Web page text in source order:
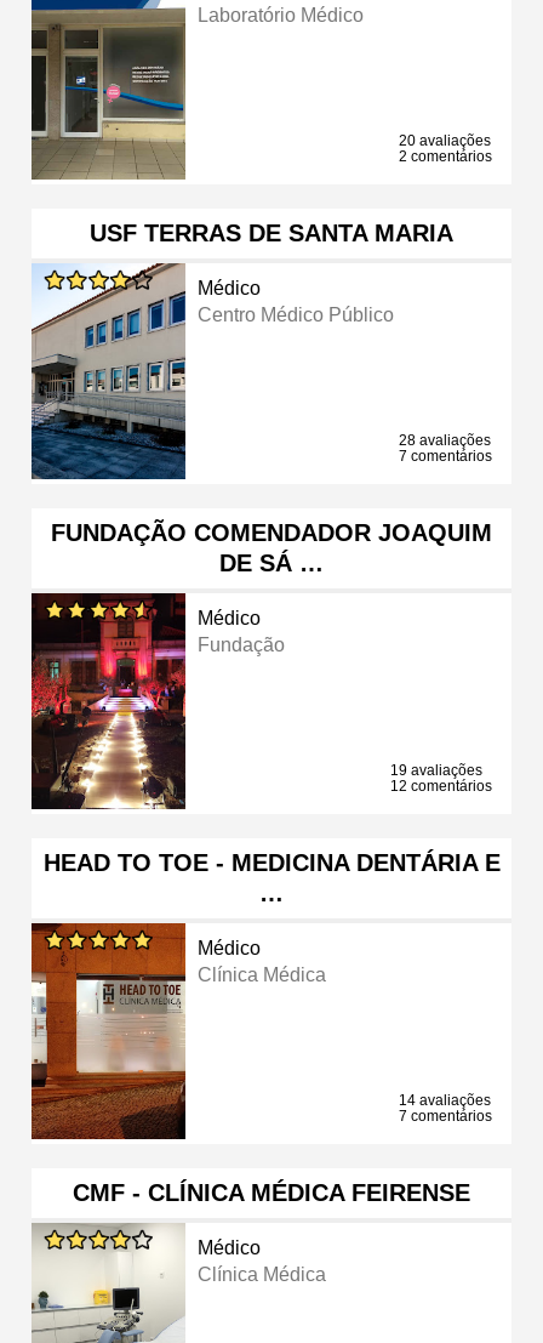
Laboratório Médico
20 avaliações
2 comentários
USF TERRAS DE SANTA MARIA
Médico
Centro Médico Público
28 avaliações
7 comentários
FUNDAÇÃO COMENDADOR JOAQUIM
DE SÁ …
Médico
Fundação
19 avaliações
12 comentários
HEAD TO TOE - MEDICINA DENTÁRIA E
…
Médico
Clínica Médica
14 avaliações
7 comentários
CMF - CLÍNICA MÉDICA FEIRENSE
Médico
Clínica Médica